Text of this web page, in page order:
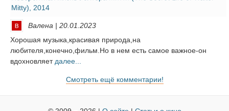
Mitty), 2014
Валена | 20.01.2023
Хорошая музыка,красивая природа,на
любителя,конечно,фильм.Но в нем есть самое важное-он
вдохновляет далее...
Смотреть ещё комментарии!